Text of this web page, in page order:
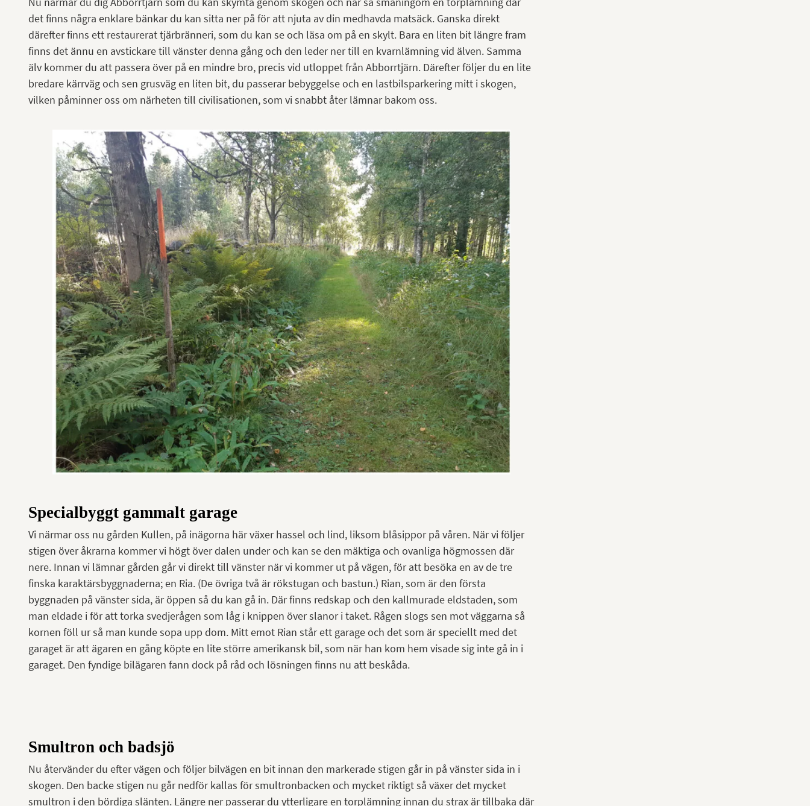
det finns några enklare bänkar du kan sitta ner på för att njuta av din medhavda matsäck. Ganska direkt
därefter finns ett restaurerat tjärbränneri, som du kan se och läsa om på en skylt. Bara en liten bit längre fram
finns det ännu en avstickare till vänster denna gång och den leder ner till en kvarnlämning vid älven. Samma
älv kommer du att passera över på en mindre bro, precis vid utloppet från Abborrtjärn. Därefter följer du en lite
bredare kärrväg och sen grusväg en liten bit, du passerar bebyggelse och en lastbilsparkering mitt i skogen,
vilken påminner oss om närheten till civilisationen, som vi snabbt åter lämnar bakom oss.
Specialbyggt gammalt garage
Vi närmar oss nu gården Kullen, på inägorna här växer hassel och lind, liksom blåsippor på våren. När vi följer
stigen över åkrarna kommer vi högt över dalen under och kan se den mäktiga och ovanliga högmossen där
nere. Innan vi lämnar gården går vi direkt till vänster när vi kommer ut på vägen, för att besöka en av de tre
finska karaktärsbyggnaderna; en Ria. (De övriga två är rökstugan och bastun.) Rian, som är den första
byggnaden på vänster sida, är öppen så du kan gå in. Där finns redskap och den kallmurade eldstaden, som
man eldade i för att torka svedjerågen som låg i knippen över slanor i taket. Rågen slogs sen mot väggarna så
kornen föll ur så man kunde sopa upp dom. Mitt emot Rian står ett garage och det som är speciellt med det
garaget är att ägaren en gång köpte en lite större amerikansk bil, som när han kom hem visade sig inte gå in i
garaget. Den fyndige bilägaren fann dock på råd och lösningen finns nu att beskåda.
Smultron och badsjö
Nu återvänder du efter vägen och följer bilvägen en bit innan den markerade stigen går in på vänster sida in i
skogen. Den backe stigen nu går nedför kallas för smultronbacken och mycket riktigt så växer det mycket
smultron i den bördiga slänten. Längre ner passerar du ytterligare en torplämning innan du strax är tillbaka där